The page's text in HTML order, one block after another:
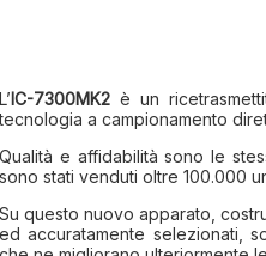
L’IC-7300MK2 è un
tecnologia a campionamento
Qualità e affidabilità sono le
sono stati venduti oltre 100.000
Su questo nuovo apparato,
ed accuratamente selezionati,